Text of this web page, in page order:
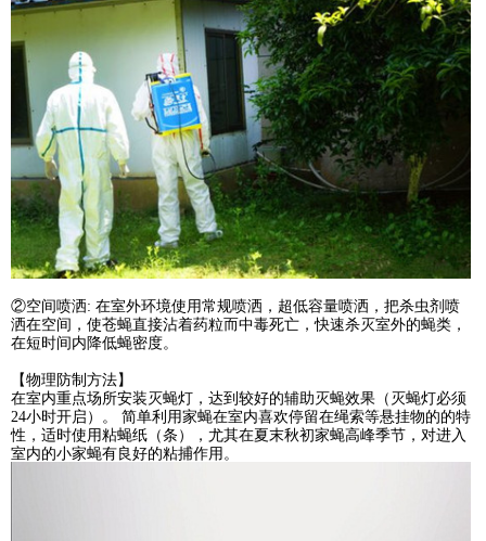
②空间喷洒: 在室外环境使用常规喷洒，超低容量喷洒，把杀虫剂喷
洒在空间，使苍蝇直接沾着药粒而中毒死亡，快速杀灭室外的蝇类，
在短时间内降低蝇密度。
【物理防制方法】
在室内重点场所安装灭蝇灯，达到较好的辅助灭蝇效果（灭蝇灯必须
24小时开启）。 简单利用家蝇在室内喜欢停留在绳索等悬挂物的的特
性，适时使用粘蝇纸（条），尤其在夏末秋初家蝇高峰季节，对进入
室内的小家蝇有良好的粘捕作用。